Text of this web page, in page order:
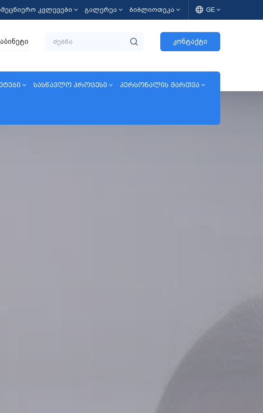
კვლევები გალერეა ბიბლიოთეკა GE
კონტაქტი
სასწავლო პროცესი პერსონალის მართვა